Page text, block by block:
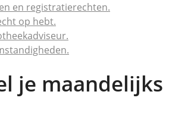
en registratierechten.
op hebt.
je maandelijks